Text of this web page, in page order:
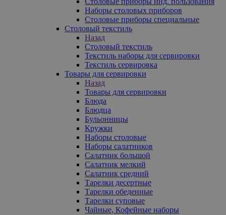
Наборы столовых приборов
Столовые приборы специальные
Столовый текстиль
Назад
Столовый текстиль
Текстиль наборы для сервировки
Текстиль сервировка
Товары для сервировки
Назад
Товары для сервировки
Блюда
Блюдца
Бульонницы
Кружки
Наборы столовые
Наборы салатников
Салатник большой
Салатник мелкий
Салатник средний
Тарелки десертные
Тарелки обеденные
Тарелки суповые
Чайные, Кофейные наборы